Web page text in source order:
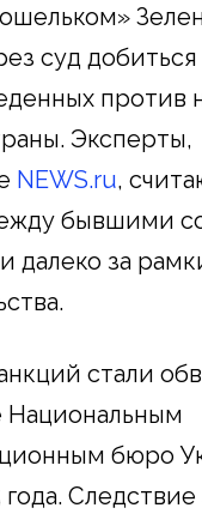
суд
против
Эксперты,
NEWS.ru,
бывшими
далеко за
стали
Национальным
бюро
Следствие